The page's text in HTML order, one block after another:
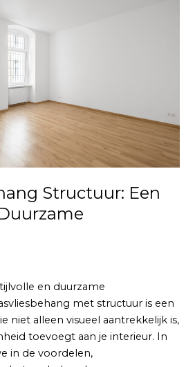
Structuur: Een
en duurzame
met structuur is een
niet alleen visueel aantrekkelijk is,
toevoegt aan je interieur. In
in de voordelen,